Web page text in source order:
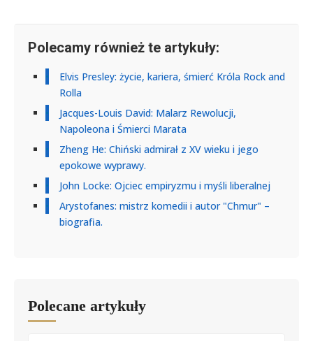
Polecamy również te artykuły:
Elvis Presley: życie, kariera, śmierć Króla Rock and
Rolla
Jacques-Louis David: Malarz Rewolucji,
Napoleona i Śmierci Marata
Zheng He: Chiński admirał z XV wieku i jego
epokowe wyprawy.
John Locke: Ojciec empiryzmu i myśli liberalnej
Arystofanes: mistrz komedii i autor "Chmur" –
biografia.
Polecane artykuły